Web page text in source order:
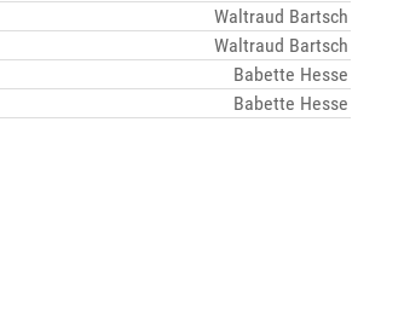
Waltraud Bartsch
Waltraud Bartsch
Babette Hesse
Babette Hesse